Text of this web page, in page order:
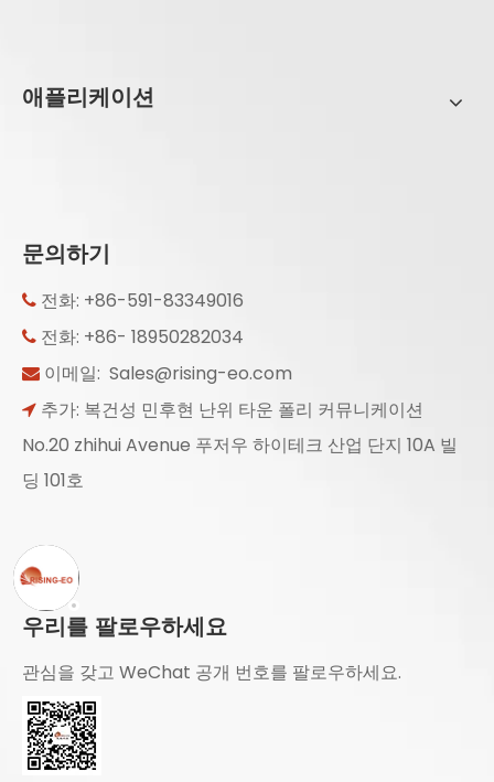
애플리케이션
문의하기
 전화: +86-591-83349016
 전화: +86- 18950282034
 이메일: Sales@rising-eo.com
 추가: 복건성 민후현 난위 타운 폴리 커뮤니케이션
No.20 zhihui Avenue 푸저우 하이테크 산업 단지 10A 빌
딩 101호
우리를 팔로우하세요
관심을 갖고 WeChat 공개 번호를 팔로우하세요.